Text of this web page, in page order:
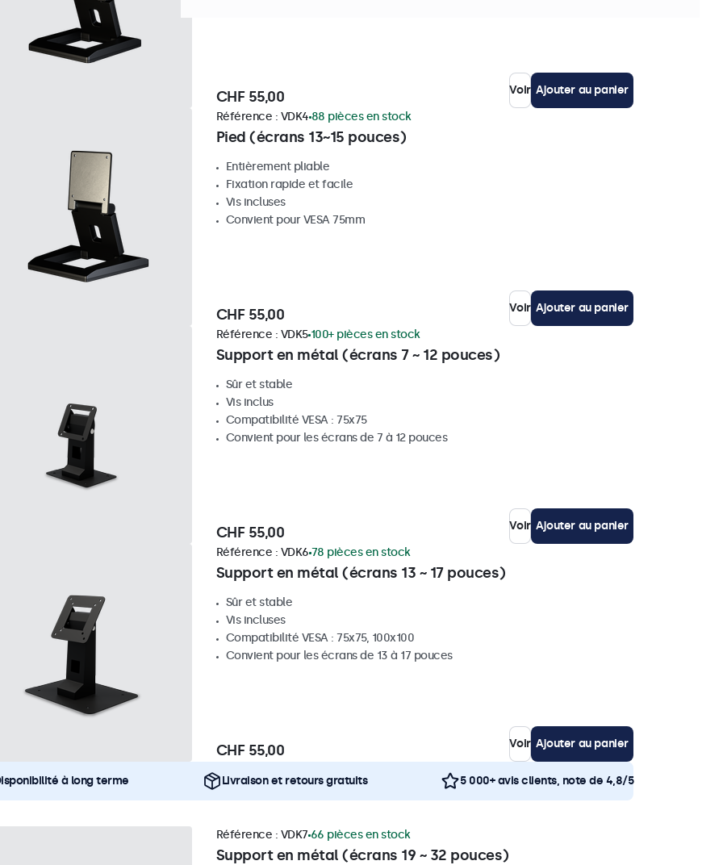
CHF 55,00 Voir Ajouter au panier
Pied (écrans 13~15 pouces)
Référence : VDK4 88 pièces en stock
Entièrement pliable
Fixation rapide et facile
Vis incluses
Convient pour VESA 75mm
CHF 55,00 Voir Ajouter au panier
Support en métal (écrans 7 ~ 12 pouces)
Référence : VDK5100+ pièces en stock
Sûr et stable
Vis inclus
Compatibilité VESA : 75x75
Convient pour les écrans de 7 à 12 pouces
CHF 55,00 Voir Ajouter au panier
Support en métal (écrans 13 ~ 17 pouces)
Référence : VDK6 78 pièces en stock
Sûr et stable
Vis incluses
Compatibilité VESA : 75x75, 100x100
Convient pour les écrans de 13 à 17 pouces
CHF 55,00 Voir Ajouter au panier
à long terme Livraison et retours gratuits 5 000+ avis clients, note de 4,8/5
Support en métal (écrans 19 ~ 32 pouces)
Référence : VDK7 66 pièces en stock